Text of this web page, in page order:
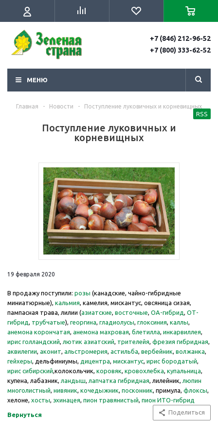
+7 (846) 212-96-52
+7 (800) 333-62-52
МЕНЮ
Главная - Новости - Поступление луковичных и корневищных
Поступление луковичных и
корневищных
RSS
19 февраля 2020
В продажу поступили: розы (канадские, чайно-гибридные
миниатюрные), кальмия, камелия, мискантус, овсяница сизая,
пампасная трава, лилии (азиатские, восточные, ОА-гибрид, ОТ-
гибрид, трубчатые), георгина, гладиолусы, глоксиния, каллы,
анемона корончатая, анемона махровая, блетилла, инкарвиллея,
ирис голландский, лютик азиатский, трителейя, фрезия гибридная,
аквилегии, аконит, альстромерия, астильба, вербейник, волжанка,
гейхеры, дельфиниумы, дицентра, мискантус, ирис бородатый,
ирис сибирский,колокольчик, коровяк, кровохлебка, купальница,
купена, лабазник, ландыш, лапчатка гибридная, лилейник, люпин
многолистный, нивяник, кочедыжник, посконник, примула, флоксы,
хелоне, хосты, эхинацея, пион травянистый, пион ИТО-гибрид
Вернуться Поделиться